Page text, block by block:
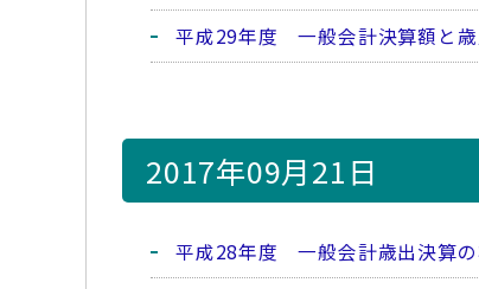
平成29年度 一般会計決算額と歳
2017年09月21日
平成28年度 一般会計歳出決算の